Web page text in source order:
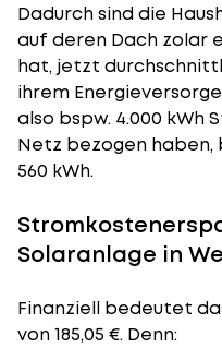
Dadurch sind die
auf deren Dach zolar
hat, jetzt
ihrem
also bspw. 4.000 kWh
Netz bezogen haben,
560 kWh.
Solaranlage in
Finanziell bedeutet
von 185,05 €. Denn: